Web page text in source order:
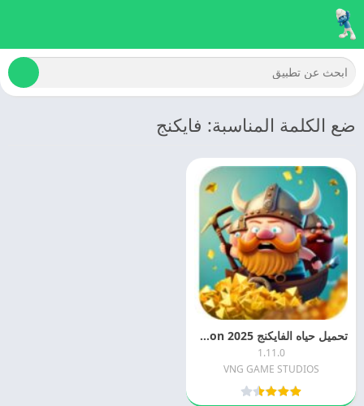
ضع الكلمة المناسبة: فايكنج
تحميل حياه الفايكنج 2025 Viking Idle Tycoon مهكره اخر تحديث
1.11.0
VNG GAME STUDIOS